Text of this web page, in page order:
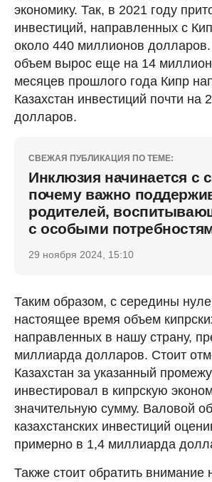
экономику. Так, в 2021 году
инвестиций, направленных с
около 440 миллионов
объем вырос еще на 14
месяцев прошлого года Кипр
Казахстан инвестиций почти на
долларов.
СВЕЖАЯ ПУБЛИКАЦИЯ ПО ТЕМЕ:
Инклюзия начинается с
почему важно
родителей,
с особыми
29 ноября 2024, 15:10
Таким образом, с середины
настоящее время объем
направленных в нашу страну,
миллиарда долларов. Стоит
Казахстан за указанный
инвестировал в кипрскую
значительную сумму. Валовой
казахстанских инвестиций
примерно в 1,4 миллиарда
Также стоит обратить внимание